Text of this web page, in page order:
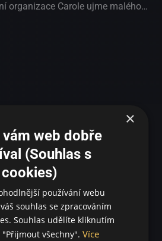
organizace Carole ujme malého
civilního obyvatelstva. A pak je
Humanistické dílo Michela
americko-švýcarským
který v roce 1948 natočil Fred
×
vám web dobře
(Souhlas s
cookies)
používání webu
souhlas se zpracováním
Souhlas udělíte kliknutím
všechny". Více